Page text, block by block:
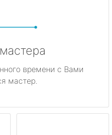
времени с Вами
мастер.